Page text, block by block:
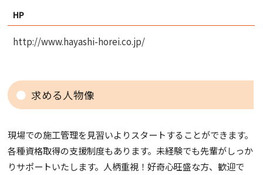
HP
http://www.hayashi-horei.co.jp/
求める人物像
現場での施工管理を見習いよりスタートすることができます。
各種資格取得の支援制度もあります。未経験でも先輩がしっか
りサポートいたします。人柄重視！好奇心旺盛な方、歓迎で